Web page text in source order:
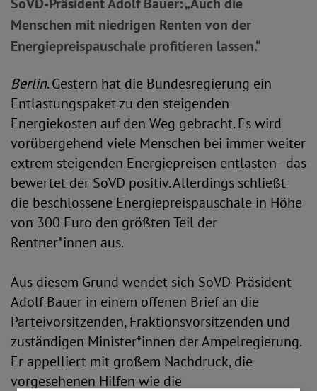
Menschen mit niedrigen Renten von der
Energiepreispauschale profitieren lassen.“
Berlin. Gestern hat die Bundesregierung ein
Entlastungspaket zu den steigenden
Energiekosten auf den Weg gebracht. Es wird
vorübergehend viele Menschen bei immer weiter
extrem steigenden Energiepreisen entlasten - das
bewertet der SoVD positiv. Allerdings schließt
die beschlossene Energiepreispauschale in Höhe
von 300 Euro den größten Teil der
Rentner*innen aus.
Aus diesem Grund wendet sich SoVD-Präsident
Adolf Bauer in einem offenen Brief an die
Parteivorsitzenden, Fraktionsvorsitzenden und
zuständigen Minister*innen der Ampelregierung.
Er appelliert mit großem Nachdruck, die
vorgesehenen Hilfen wie die